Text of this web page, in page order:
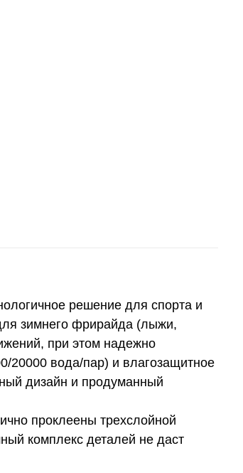
решение для спорта и
зимнего фрирайда (лыжи,
при этом надежно
20000 вода/пар) и влагозащитное
дизайн и продуманный
проклеены трехслойной
комплекс деталей не даст